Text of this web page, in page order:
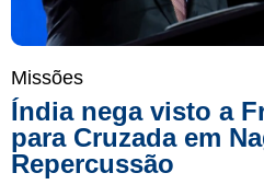
Missões
Índia nega visto a
para Cruzada em
Repercussão